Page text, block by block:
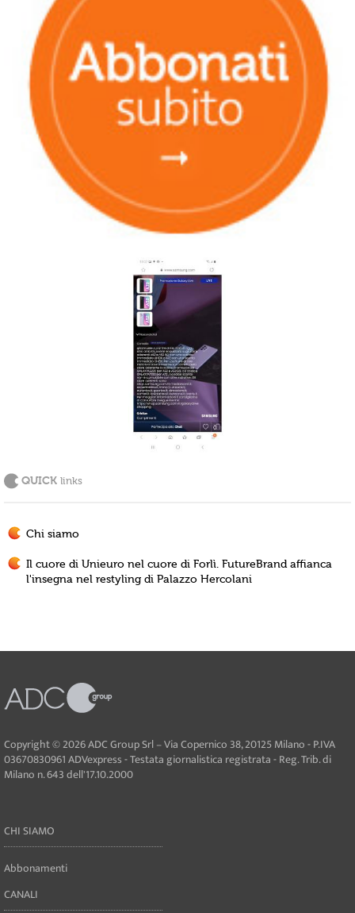
QUICK links
Chi siamo
Il cuore di Unieuro nel cuore di Forlì. FutureBrand affianca
l'insegna nel restyling di Palazzo Hercolani
Copyright © 2026 ADC Group Srl – Via Copernico 38, 20125 Milano - P.IVA
03670830961 ADVexpress - Testata giornalistica registrata - Reg. Trib. di
Milano n. 643 dell'17.10.2000
CHI SIAMO
Abbonamenti
CANALI